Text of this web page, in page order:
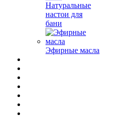
Натуральные
настои для
бани
Эфирные масла